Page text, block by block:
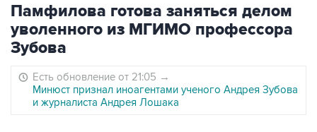
Памфилова готова заняться делом
уволенного из МГИМО профессора
Зубова
Есть обновление от 21:05 →
Минюст признал иноагентами ученого Андрея Зубова
и журналиста Андрея Лошака